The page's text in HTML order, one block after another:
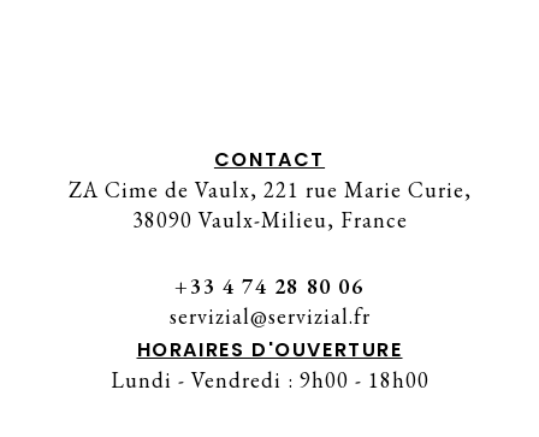
CONTACT
ZA Cime de Vaulx, 221 rue Marie Curie,
38090 Vaulx-Milieu, France
+33 4 74 28 80 06
servizial@servizial.fr
HORAIRES D'OUVERTURE
Lundi - Vendredi : 9h00 - 18h00